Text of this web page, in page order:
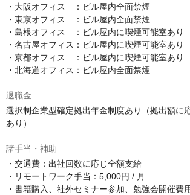
・大阪オフィス　：ビル屋内全面禁煙
・東京オフィス　：ビル屋内全面禁煙
・島根オフィス　：ビル屋内に喫煙可能室あり
・名古屋オフィス：ビル屋内に喫煙可能室あり
・京都オフィス　：ビル屋内に喫煙可能室あり
・北海道オフィス：ビル屋内全面禁煙
退職金
選択制企業型確定拠出年金制度あり（拠出額に
あり）
諸手当・補助
・交通費：出社回数に応じ全額支給
・リモートワーク手当：5,000円 / 月
・書籍購入、社外セミナー参加、勉強会開催費